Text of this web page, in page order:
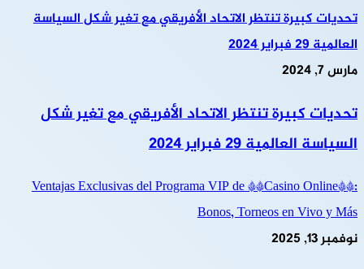
تحديات كبيرة تنتظر الاتحاد الأفريقي مع تغير شكل السياسة
العالمية 29 فبراير 2024
مارس 7, 2024
تحديات كبيرة تنتظر الاتحاد الأفريقي مع تغير شكل
السياسة العالمية 29 فبراير 2024
Ventajas Exclusivas del Programa VIP de **Casino Online**:
Bonos, Torneos en Vivo y Más
نوفمبر 13, 2025